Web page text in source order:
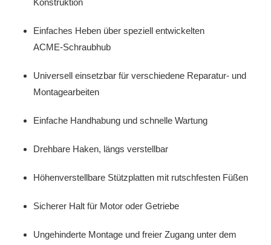
Konstruktion
Einfaches Heben über speziell entwickelten
ACME‑Schraubhub
Universell einsetzbar für verschiedene Reparatur‑ und
Montagearbeiten
Einfache Handhabung und schnelle Wartung
Drehbare Haken, längs verstellbar
Höhenverstellbare Stützplatten mit rutschfesten Füßen
Sicherer Halt für Motor oder Getriebe
Ungehinderte Montage und freier Zugang unter dem